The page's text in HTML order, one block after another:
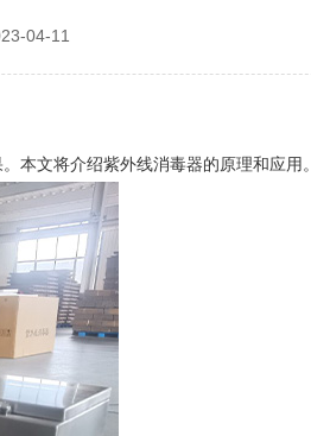
04-11
本文将介绍紫外线消毒器的原理和应用。